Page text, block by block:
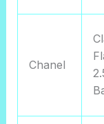
Chanel